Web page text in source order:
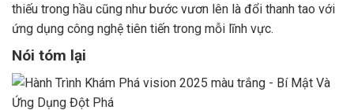
thiếu trong hầu cũng như bước vươn lên là đổi thanh tao với
ứng dụng công nghệ tiên tiến trong mỗi lĩnh vực.
Nói tóm lại